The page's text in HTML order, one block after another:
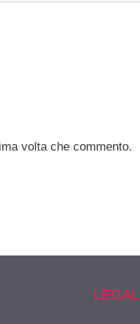
volta che commento.
LEGAL